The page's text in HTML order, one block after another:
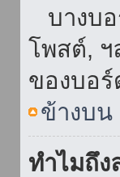
บางบอ
โพสต์, ฯ
ของบอ
ข้างบน
ทำไมถึ